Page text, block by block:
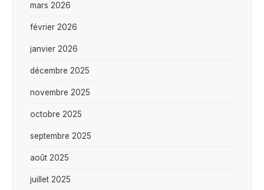
mars 2026
février 2026
janvier 2026
décembre 2025
novembre 2025
octobre 2025
septembre 2025
août 2025
juillet 2025